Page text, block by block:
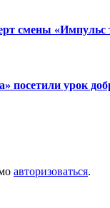
смены «Импульс
посетили урок
авторизоваться.